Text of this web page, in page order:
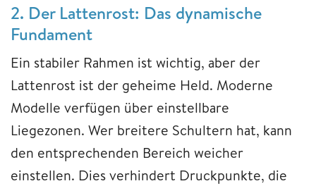
2. Der Lattenrost: Das dynamische
Fundament
Ein stabiler Rahmen ist wichtig, aber der
Lattenrost ist der geheime Held. Moderne
Modelle verfügen über einstellbare
Liegezonen. Wer breitere Schultern hat, kann
den entsprechenden Bereich weicher
einstellen. Dies verhindert Druckpunkte, die